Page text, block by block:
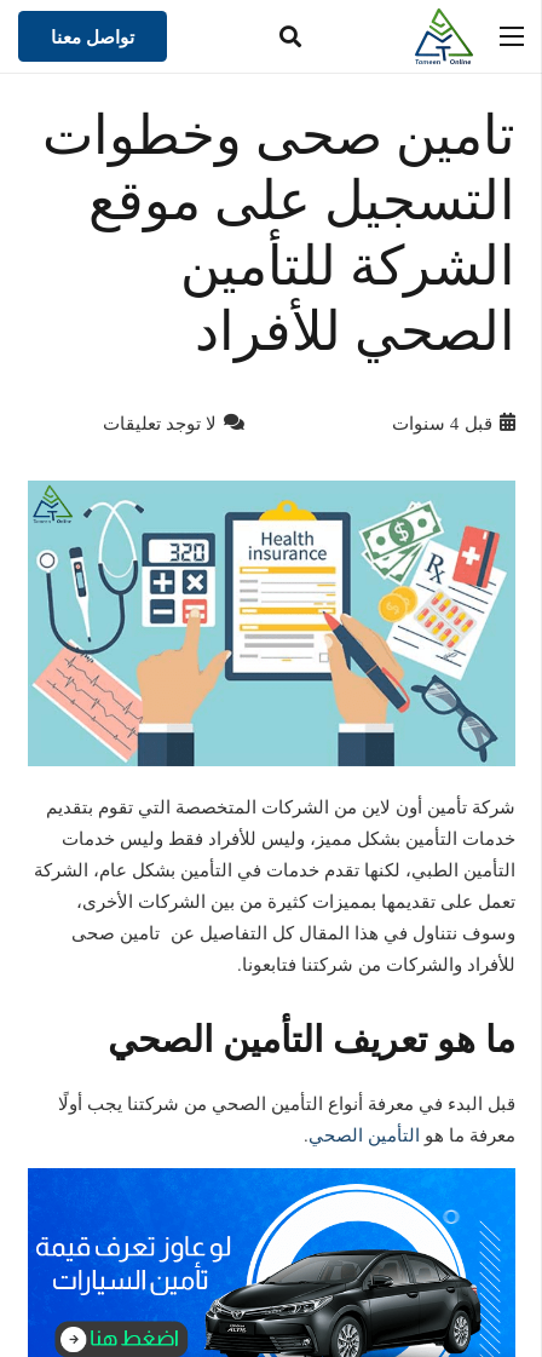
تواصل معنا
تامين صحى وخطوات
التسجيل على موقع
الشركة للتأمين
الصحي للأفراد
قبل 4 سنوات لا توجد تعليقات
شركة تأمين أون لاين من الشركات المتخصصة التي تقوم بتقديم
خدمات التأمين بشكل مميز، وليس للأفراد فقط وليس خدمات
التأمين الطبي، لكنها تقدم خدمات في التأمين بشكل عام، الشركة
تعمل على تقديمها بمميزات كثيرة من بين الشركات الأخرى،
وسوف نتناول في هذا المقال كل التفاصيل عن تامين صحى
للأفراد والشركات من شركتنا فتابعونا.
ما هو تعريف التأمين الصحي
قبل البدء في معرفة أنواع التأمين الصحي من شركتنا يجب أولًا
معرفة ما هو التأمين الصحي.